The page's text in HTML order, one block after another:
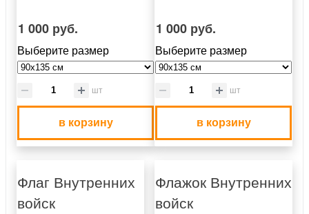
1 000 руб.
Выберите размер
шт
в корзину
1 000 руб.
Выберите размер
шт
в корзину
Флаг Внутренних
войск
Флажок Внутренних
войск